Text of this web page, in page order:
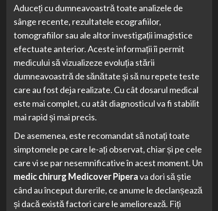
Aduceți cu dumneavoastră toate analizele de
sânge recente, rezultatele ecografiilor,
tomografiilor sau ale altor investigații imagistice
efectuate anterior. Aceste informații îi permit
medicului să vizualizeze evoluția stării
dumneavoastră de sănătate și să nu repete teste
care au fost deja realizate. Cu cât dosarul medical
este mai complet, cu atât diagnosticul va fi stabilit
mai rapid și mai precis.
De asemenea, este recomandat să notați toate
simptomele pe care le-ați observat, chiar și pe cele
care vi se par nesemnificative în acest moment. Un
medic chirurg Medicover Piperava dori să știe
când au început durerile, ce anume le declanșează
și dacă există factori care le ameliorează. Fiți